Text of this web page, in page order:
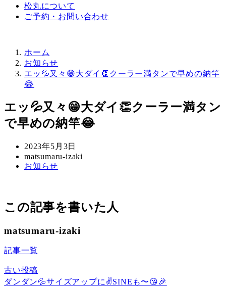
松丸について
ご予約・お問い合わせ
ホーム
お知らせ
エッ💦又々😁大ダイ👏クーラー満タンで早めの納竿
😂
エッ💦又々😁大ダイ👏クーラー満タン
で早めの納竿😂
投
稿
日
2023年5月3日
著
者
matsumaru-izaki
カ
ー
お知らせ
この記事を書いた人
matsumaru-izaki
記事一覧
古い投稿
ダンダン💦サイズアップに✌SINEも〜😘🎉